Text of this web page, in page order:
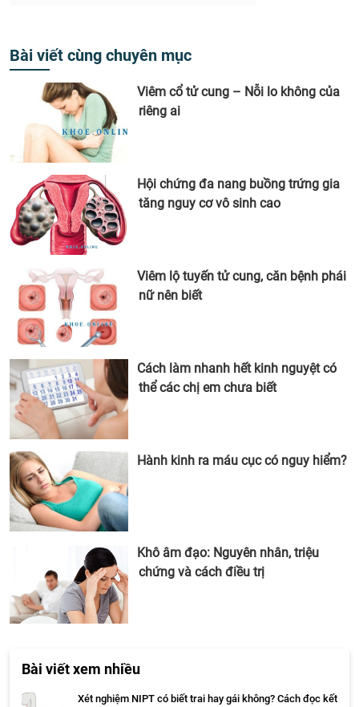
Bài viết cùng chuyên mục
Viêm cổ tử cung – Nỗi lo không của
riêng ai
Hội chứng đa nang buồng trứng gia
tăng nguy cơ vô sinh cao
Viêm lộ tuyến tử cung, căn bệnh phái
nữ nên biết
Cách làm nhanh hết kinh nguyệt có
thể các chị em chưa biết
Hành kinh ra máu cục có nguy hiểm?
Khô âm đạo: Nguyên nhân, triệu
chứng và cách điều trị
Bài viết xem nhiều
Xét nghiệm NIPT có biết trai hay gái không? Cách đọc kết